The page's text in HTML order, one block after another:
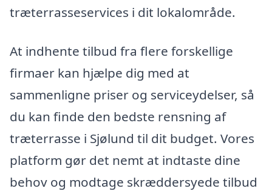
træterrasseservices i dit lokalområde.
At indhente tilbud fra flere forskellige
firmaer kan hjælpe dig med at
sammenligne priser og serviceydelser, så
du kan finde den bedste rensning af
træterrasse i Sjølund til dit budget. Vores
platform gør det nemt at indtaste dine
behov og modtage skræddersyede tilbud